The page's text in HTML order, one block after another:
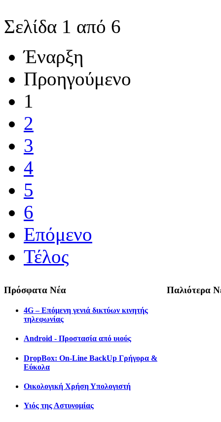
Σελίδα 1 από 6
Έναρξη
Προηγούμενο
1
2
3
4
5
6
Επόμενο
Τέλος
Πρόσφατα Νέα
4G – Επόμενη γενιά δικτύων κινητής
τηλεφωνίας
Android - Προστασία από υιούς
DropBox: On-Line BackUp Γρήγορα &
Εύκολα
Οικολογική Χρήση Υπολογιστή
Υιός της Αστυνομίας
Παλιότερα